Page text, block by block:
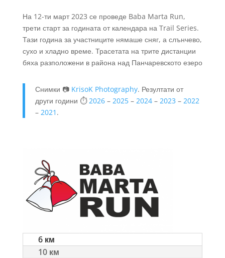
На 12-ти март 2023 се проведе Baba Marta Run,
трети старт за годината от календара на Trail Series.
Тази година за участниците нямаше сняг, а слънчево,
сухо и хладно време. Трасетата на трите дистанции
бяха разположени в района над Панчаревското езеро
Снимки 📷 KrisoK Photography. Резултати от
други години ⏱️2026– 2025– 2024– 2023 – 2022
– 2021 .
6 км
10 км